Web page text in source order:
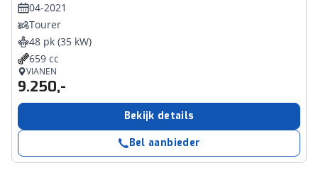
04-2021
Tourer
48 pk (35 kW)
659 cc
VIANEN
9.250,-
Bekijk details
Bel aanbieder